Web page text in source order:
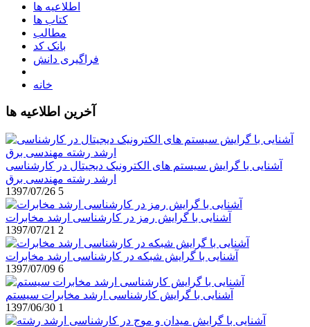
اطلاعیه ها
کتاب ها
مطالب
بانک کد
فراگیری دانش
خانه
آخرین اطلاعیه ها
آشنایی با گرایش سیستم های الکترونیک دیجیتال در کارشناسی
ارشد رشته مهندسی برق
1397/07/26 5
آشنایی با گرایش رمز در کارشناسی ارشد مخابرات
1397/07/21 2
آشنایی با گرایش شبکه در کارشناسی ارشد مخابرات
1397/07/09 6
آشنایی با گرایش کارشناسی ارشد مخابرات سیستم
1397/06/30 1